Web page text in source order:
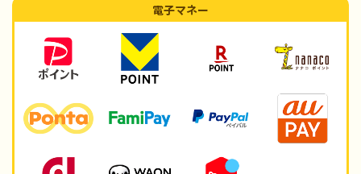
電子マネー